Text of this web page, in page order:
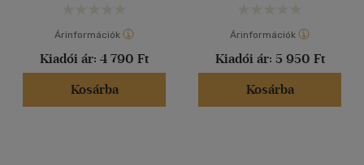
Árinformációk
Kiadói ár: 4 790 Ft
Kosárba
Árinformációk
Kiadói ár: 5 950 Ft
Kosárba